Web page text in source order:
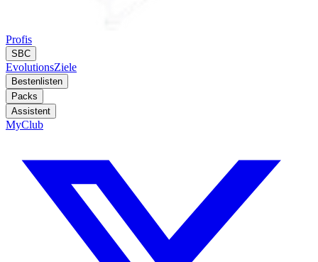
Profis
SBC
EvolutionsZiele
Bestenlisten
Packs
Assistent
MyClub